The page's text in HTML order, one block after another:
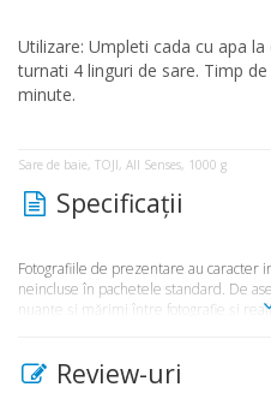
Utilizare: Umpleti cada cu apa
turnati 4 linguri de sare. Timp
minute.
Sare de baie, TOJI, All Senses, 1000 g
Specificaţii
Fotografiile de prezentare au caracter
neincluse în pachetele standard. De
nuanţe şi mărimi între fotografie şi
de operare. Toate produsele şi
Market365.ro sunt valabile în limita
Review-uri